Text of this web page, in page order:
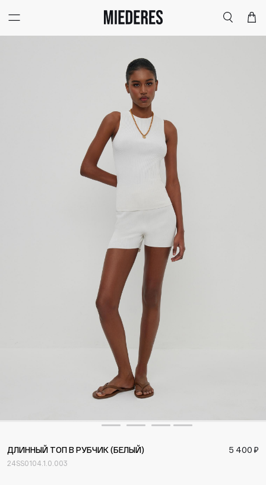
Меню Поиск
ДЛИННЫЙ ТОП В РУБЧИК (БЕЛЫЙ)
24SS0104.1.0.003
5 400 ₽